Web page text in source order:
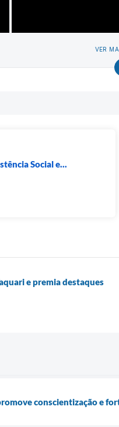
VER
Social e...
e premia destaques
conscientização e